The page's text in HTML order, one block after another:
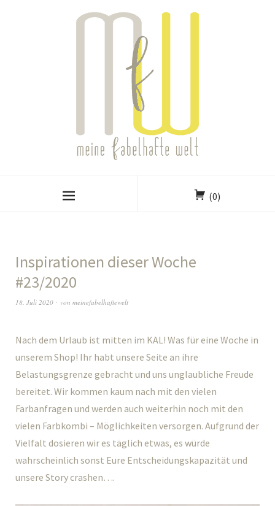
(0)
Inspirationen dieser Woche
#23/2020
18. Juli 2020 von meinefabelhaftewelt
Nach dem Urlaub ist mitten im KAL! Was für eine Woche in
unserem Shop! Ihr habt unsere Seite an ihre
Belastungsgrenze gebracht und uns unglaubliche Freude
bereitet. Wir kommen kaum nach mit den vielen
Farbanfragen und werden auch weiterhin noch mit den
vielen Farbkombi – Möglichkeiten versorgen. Aufgrund der
Vielfalt dosieren wir es täglich etwas, es würde
wahrscheinlich sonst Eure Entscheidungskapazität und
unsere Story crashen….